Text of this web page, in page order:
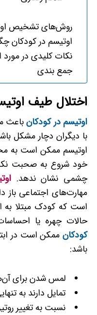
روش­‌های تشخیص
اوتیسم در کودکان
نکات کلیدی در مورد
جمع بندی
اختلال طیف
اوتیسم در کودکانباعث
با دیگران دچار مشکل
اوتیسم ممکن است
خود شروع به صحبت نکند
چشمی نشان ندهد.
مهارت‌های اجتماعی باز
است که کودک مبتلا به
حالات چهره یا
کودکان ممکن است در
باشد:
لمس شدن برای
تمایل دارند به
نسبت به تغییر